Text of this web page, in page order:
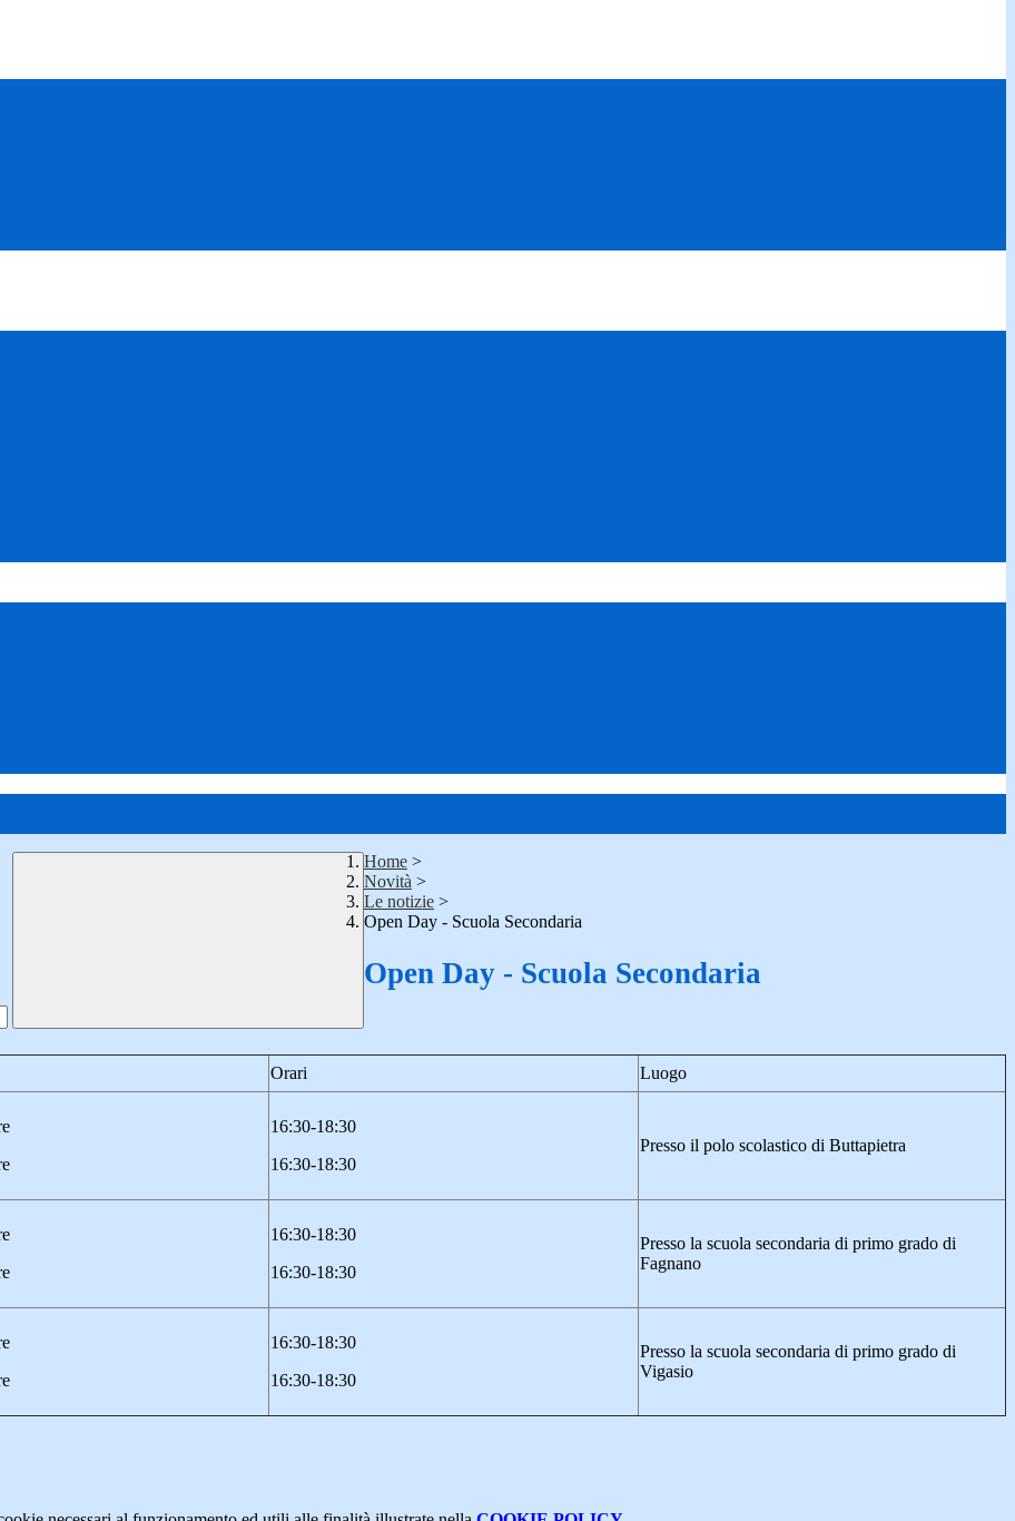
Home >
Novità >
Le notizie >
Open Day - Scuola Secondaria
Open Day - Scuola Secondaria
Orari Luogo
16:30-18:30
16:30-18:30
Presso il polo scolastico di Buttapietra
16:30-18:30
16:30-18:30
Presso la scuola secondaria di primo grado di
Fagnano
16:30-18:30
16:30-18:30
Presso la scuola secondaria di primo grado di
Vigasio